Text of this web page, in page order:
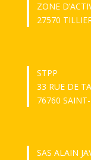
ZONE
27570
STPP
33 RUE DE
76760
SAS ALAIN